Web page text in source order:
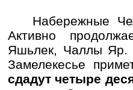
Набережные
Активно
Яшьлек, Чаллы Яр.
Замелекесье
сдадут четыре